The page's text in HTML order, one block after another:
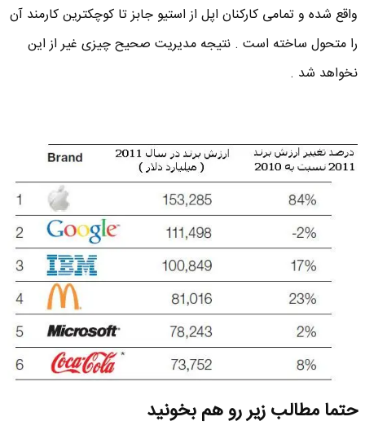
واقع شده و تمامی کارکنان اپل از استیو جابز تا کوچکترین کارمند آن
را متحول ساخته است . نتیجه مدیریت صحیح چیزی غیر از این
نخواهد شد .
حتما مطالب زیر رو هم بخونید